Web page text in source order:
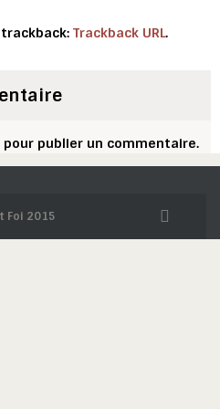
Trackback URL.
pour publier un commentaire.
Foi 2015